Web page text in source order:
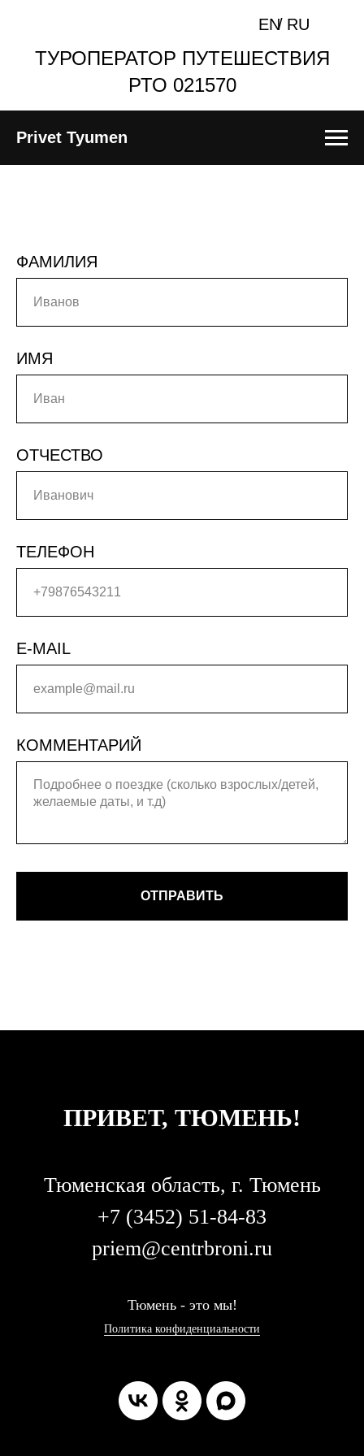
EN RU
/
ТУРОПЕРАТОР ПУТЕШЕСТВИЯ
РТО 021570
Privet Tyumen
ФАМИЛИЯ
ИМЯ
ОТЧЕСТВО
ТЕЛЕФОН
E-MAIL
КОММЕНТАРИЙ
ОТПРАВИТЬ
ПРИВЕТ, ТЮМЕНЬ!
Тюменская область, г. Тюмень
+7 (3452) 51-84-83
priem@centrbroni.ru
Тюмень - это мы!
Политика конфиденциальности